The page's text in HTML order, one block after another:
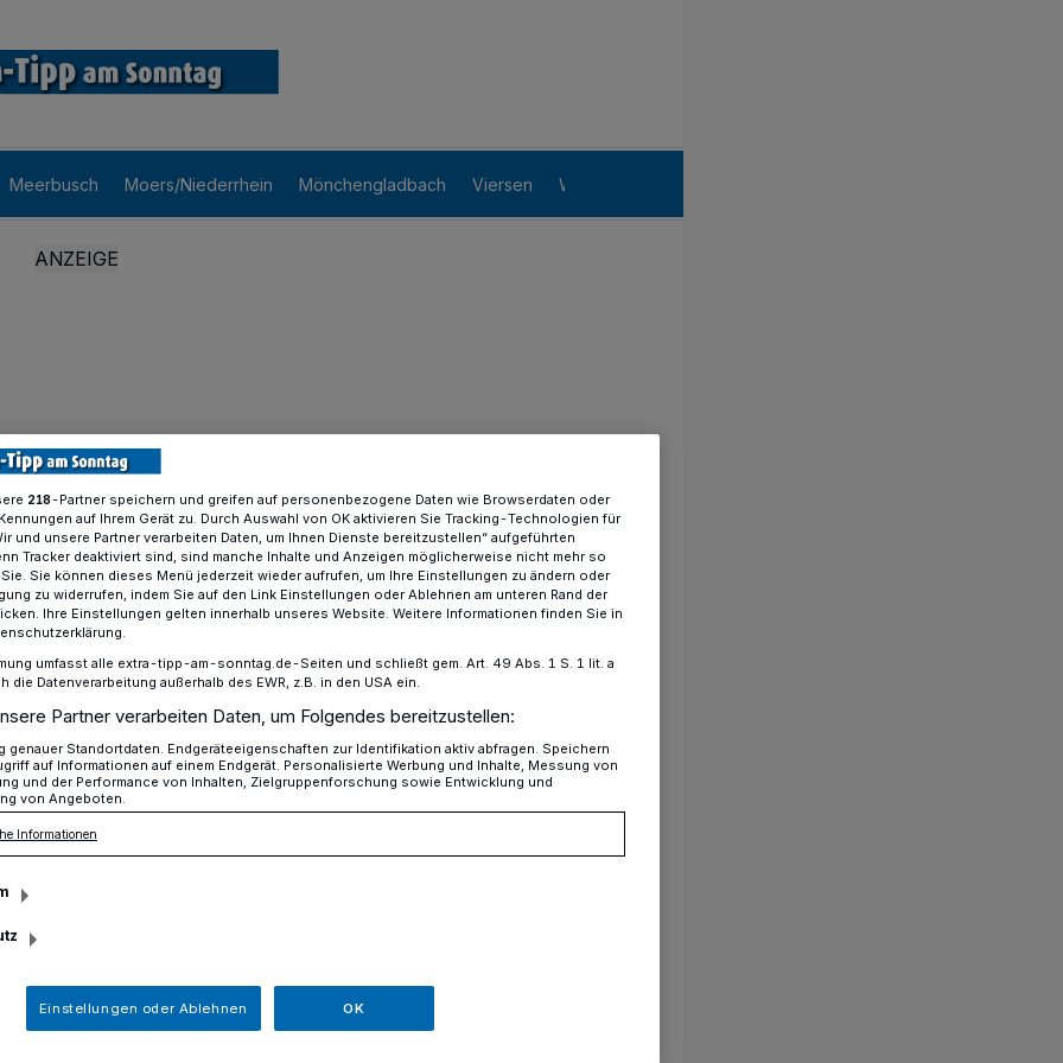
Meerbusch Moers/Niederrhein Mönchengladbach Viersen Willich
KEV gegen EV Landshut wird mit 5:0 gewertet
Landshut wird
Deutschen Eishockey Liga 2 (DEL2)
Partie Krefeld Pinguine gegen den EV
gemäß Paragraph 11 (3) und 11
die Absage war, dass der Gastclub
der Spielordnung angereist
218-Partner speichern und greifen auf personenbezogene Daten wie Browserdaten oder
auf Ihrem Gerät zu. Durch Auswahl von OK aktivieren Sie Tracking-Technologien für
und unsere Partner verarbeiten Daten, um Ihnen Dienste bereitzustellen“ aufgeführten
Tracker deaktiviert sind, sind manche Inhalte und Anzeigen möglicherweise nicht mehr so
Sie können dieses Menü jederzeit wieder aufrufen, um Ihre Einstellungen zu ändern oder
zu widerrufen, indem Sie auf den Link Einstellungen oder Ablehnen am unteren Rand der
Ihre Einstellungen gelten innerhalb unseres Website. Weitere Informationen finden Sie in
umfasst alle extra-tipp-am-sonntag.de-Seiten und schließt gem. Art. 49 Abs. 1 S. 1 lit. a
die Datenverarbeitung außerhalb des EWR, z.B. in den USA ein.
Partner verarbeiten Daten, um Folgendes bereitzustellen:
genauer Standortdaten. Endgeräteeigenschaften zur Identifikation aktiv abfragen. Speichern
auf Informationen auf einem Endgerät. Personalisierte Werbung und Inhalte, Messung von
und der Performance von Inhalten, Zielgruppenforschung sowie Entwicklung und
von Angeboten.
Informationen
Einstellungen oder Ablehnen OK